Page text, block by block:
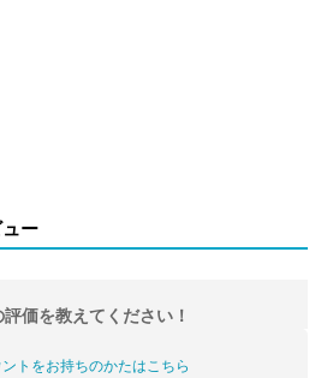
ー
価を教えてください！
トをお持ちのかたはこちら